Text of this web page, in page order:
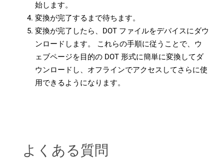
始します。
変換が完了するまで待ちます。
変換が完了したら、DOT ファイルをデバイスにダウ
ンロードします。 これらの手順に従うことで、ウ
ェブページを目的の DOT 形式に簡単に変換してダ
ウンロードし、オフラインでアクセスしてさらに使
用できるようになります。
よくある質問